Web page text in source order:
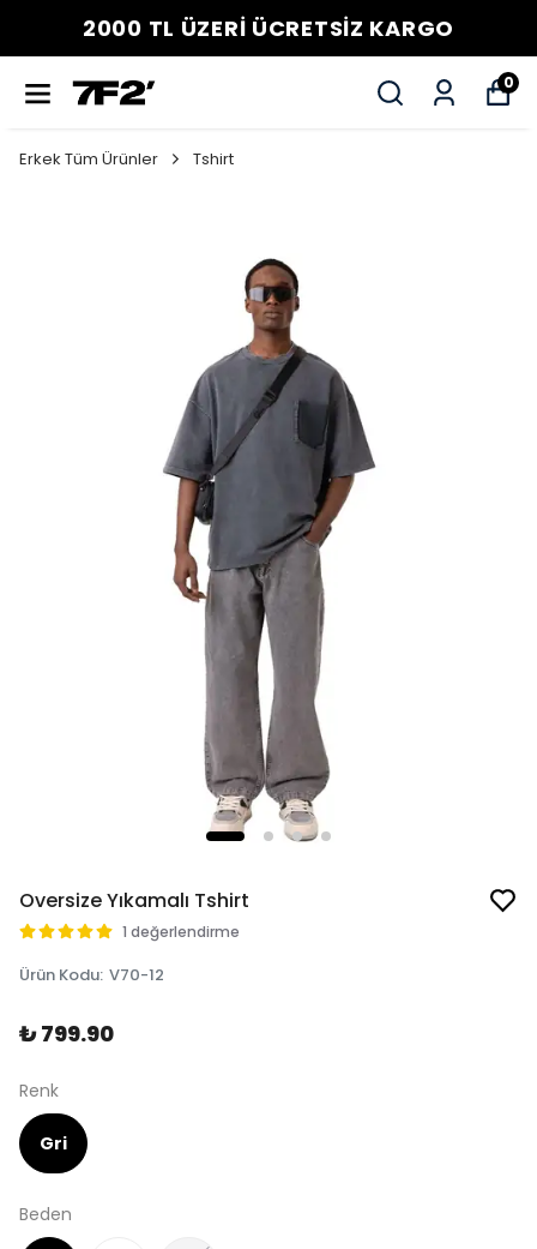
2000 TL ÜZERİ ÜCRETSİZ KARGO
0
Erkek Tüm Ürünler Tshirt
Oversize Yıkamalı Tshirt
1 değerlendirme
Ürün Kodu: V70-12
₺ 799.90
Renk
Gri
Beden